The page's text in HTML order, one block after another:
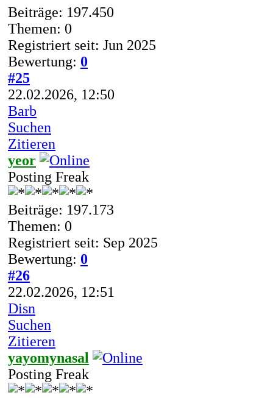
Beiträge: 197.450
Themen: 0
Registriert seit: Jun 2025
Bewertung: 0
#25
22.02.2026, 12:50
Barb
Suchen
Zitieren
yeor
Posting Freak
Beiträge: 197.173
Themen: 0
Registriert seit: Sep 2025
Bewertung: 0
#26
22.02.2026, 12:51
Disn
Suchen
Zitieren
yayomynasal
Posting Freak